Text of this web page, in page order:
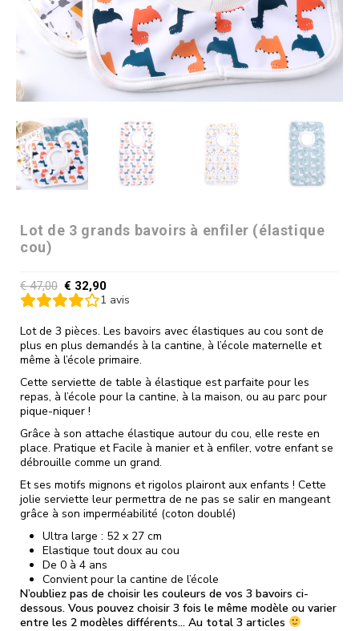
Lot de 3 grands bavoirs à enfiler (élastique
cou)
€47,00 € 32,90
1 avis
Lot de 3 pièces. Les bavoirs avec élastiques au cou sont de
plus en plus demandés à la cantine, à l’école maternelle et
même à l’école primaire.
Cette serviette de table à élastique est parfaite pour les
repas, à l’école pour la cantine, à la maison, ou au parc pour
pique-niquer !
Grâce à son attache élastique autour du cou, elle reste en
place. Pratique et Facile à manier et à enfiler, votre enfant se
débrouille comme un grand.
Et ses motifs mignons et rigolos plairont aux enfants ! Cette
jolie serviette leur permettra de ne pas se salir en mangeant
grâce à son imperméabilité (coton doublé)
Ultra large : 52 x 27 cm
Elastique tout doux au cou
De 0 à 4 ans
Convient pour la cantine de l’école
N’oubliez pas de choisir les couleurs de vos 3 bavoirs ci-
dessous. Vous pouvez choisir 3 fois le même modèle ou varier
entre les 2 modèles différents… Au total 3 articles